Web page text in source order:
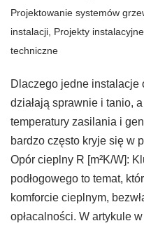
Projektowanie systemów
instalacji Projekty instalacyjne
techniczne
Dlaczego jedne instalacje
działają sprawnie i tanio,
temperatury zasilania i
bardzo często kryje się w
Opór cieplny R [m²K/W]:
podłogowego to temat,
komforcie cieplnym,
opłacalności. W artykule